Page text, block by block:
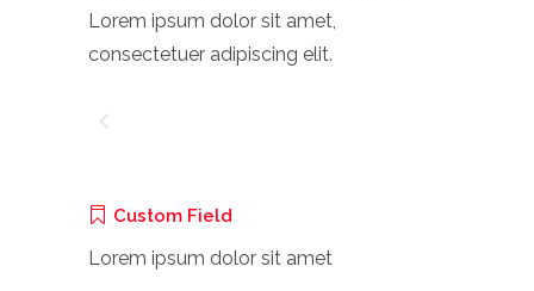
Lorem ipsum dolor sit amet,
consectetuer adipiscing elit.
Custom Field
Lorem ipsum dolor sit amet